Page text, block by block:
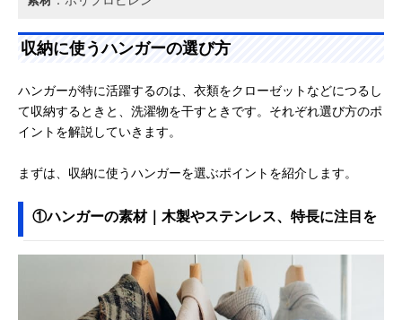
収納に使うハンガーの選び方
ハンガーが特に活躍するのは、衣類をクローゼットなどにつるし
て収納するときと、洗濯物を干すときです。それぞれ選び方のポ
イントを解説していきます。
まずは、収納に使うハンガーを選ぶポイントを紹介します。
①ハンガーの素材｜木製やステンレス、特長に注目を